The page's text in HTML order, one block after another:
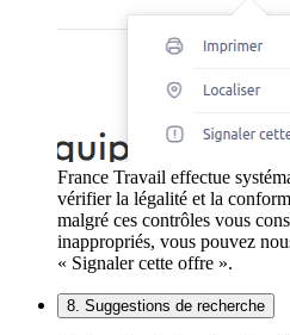
France Travail effectue
vérifier la légalité et la
malgré ces contrôles vous
inappropriés, vous pouvez
« Signaler cette offre ».
8. Suggestions de recherche